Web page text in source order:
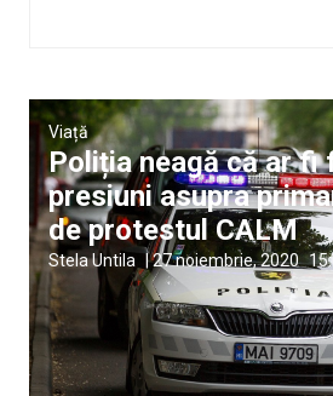
Viață
Poliția neagă că ar fi
presiuni asupra
de protestul CALM
Stela Untila |27 noiembrie, 2020